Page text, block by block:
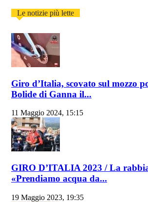
Le notizie più lette
Giro d’Italia, scovato sul mozzo
Bolide di Ganna il...
11 Maggio 2024, 15:15
GIRO D’ITALIA 2023 / La
«Prendiamo acqua da...
19 Maggio 2023, 19:35